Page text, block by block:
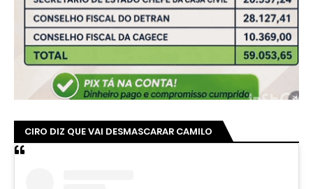
CIRO DIZ QUE VAI DESMASCARAR CAMILO